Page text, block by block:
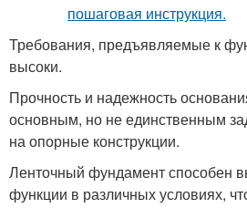
Требования, предъявляемые к
высоки.
Прочность и надежность
основным, но не единственным
на опорные конструкции.
Ленточный фундамент способен
функции в различных условиях,